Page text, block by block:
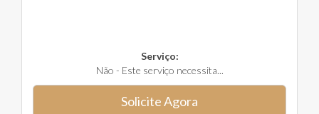
Serviço:
Não - Este serviço necessita...
Solicite Agora